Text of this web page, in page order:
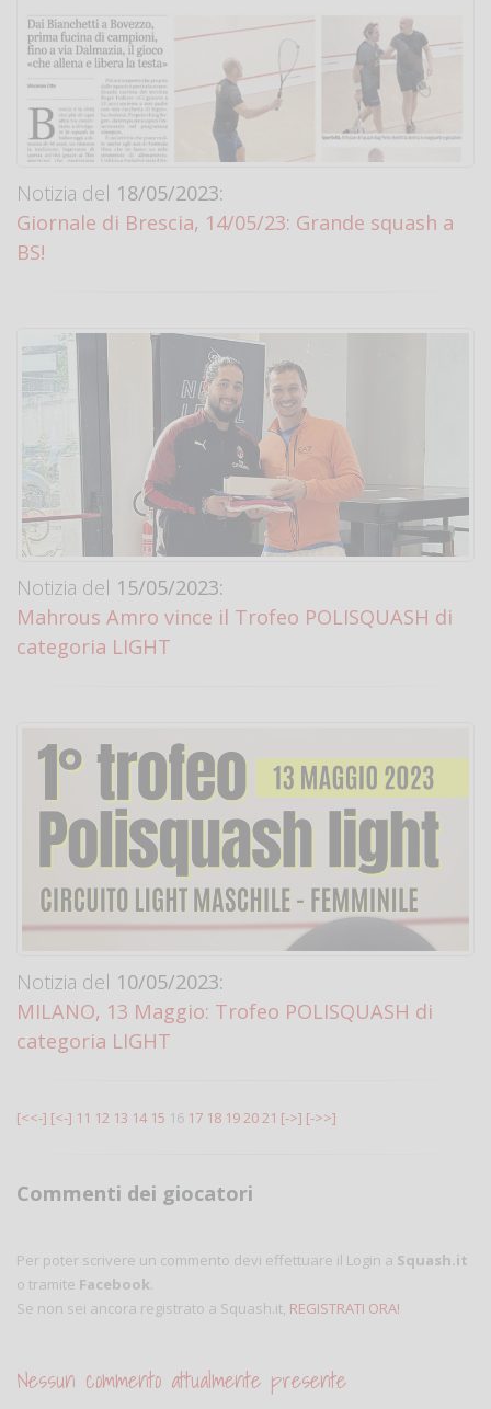
Notizia del 18/05/2023:
Giornale di Brescia, 14/05/23: Grande squash a
BS!
Notizia del 15/05/2023:
Mahrous Amro vince il Trofeo POLISQUASH di
categoria LIGHT
Notizia del 10/05/2023:
MILANO, 13 Maggio: Trofeo POLISQUASH di
categoria LIGHT
[<<-] [<-] 11 12 13 14 15 16 17 18 192021 [->] [->>]
Commenti dei giocatori
Per poter scrivere un commento devi effettuare il Login a Squash.it
o tramite Facebook.
Se non sei ancora registrato a Squash.it, REGISTRATI ORA!
Nessun commento attualmente presente